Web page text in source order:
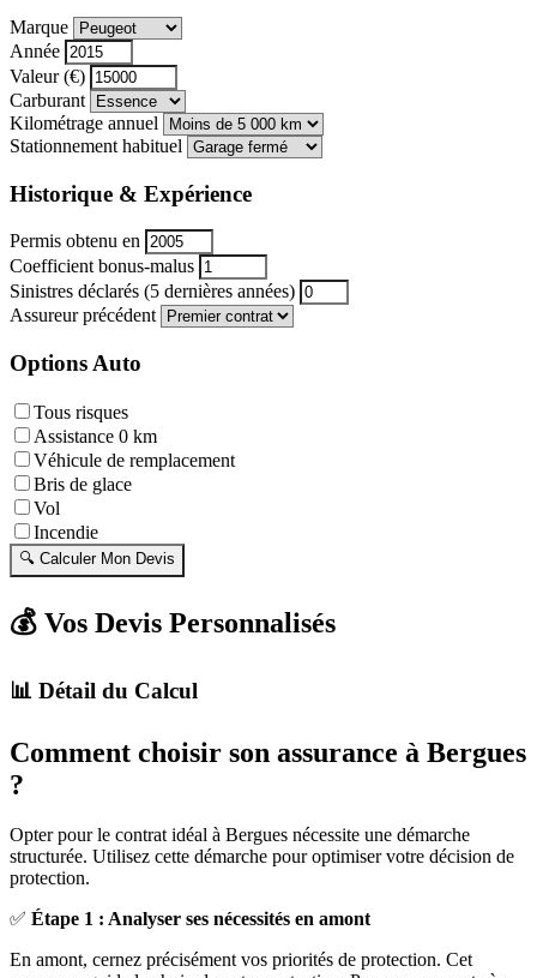
Marque
Année
Valeur (€)
Carburant
Kilométrage annuel
Stationnement habituel
Historique & Expérience
Permis obtenu en
Coefficient bonus-malus
Sinistres déclarés (5 dernières années)
Assureur précédent
Options Auto
Tous risques
Assistance 0 km
Véhicule de remplacement
Bris de glace
Vol
Incendie
🔍 Calculer Mon Devis
💰 Vos Devis Personnalisés
📊 Détail du Calcul
Comment choisir son assurance à Bergues
?
Opter pour le contrat idéal à Bergues nécessite une démarche
structurée. Utilisez cette démarche pour optimiser votre décision de
protection.
✅ Étape 1 : Analyser ses nécessités en amont
En amont, cernez précisément vos priorités de protection. Cet